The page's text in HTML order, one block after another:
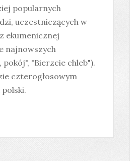
popularnych
uczestniczących w
ekumenicznej
najnowszych
"Bierzcie chleb").
czterogłosowym